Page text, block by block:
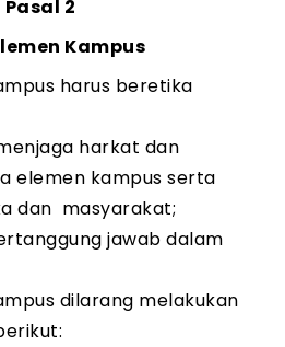
Pasal 2
Kampus
harus beretika
harkat dan
elemen kampus serta
dan masyarakat;
jawab dalam
dilarang melakukan